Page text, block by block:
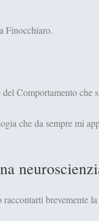
Finocchiaro.
Comportamento che
che da sempre mi
brevemente